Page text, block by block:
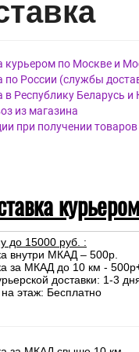
авка
курьером по Москве и
по России (службы
в Республику Беларусь и
из магазина
при получении
до 15000 руб. :
внутри МКАД – 500р.
за МКАД до 10 км - 500р
доставки: 1-3
этаж: Бесплатно